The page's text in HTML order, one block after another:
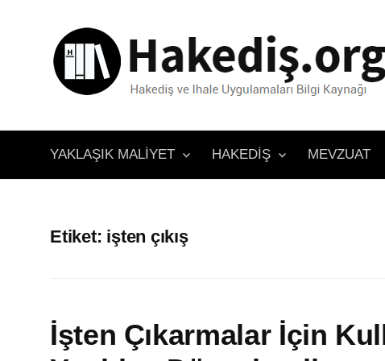
YAKLAŞIK MALIYET HAKEDIŞ MEVZUAT
Etiket: işten çıkış
İşten Çıkarmalar İçin